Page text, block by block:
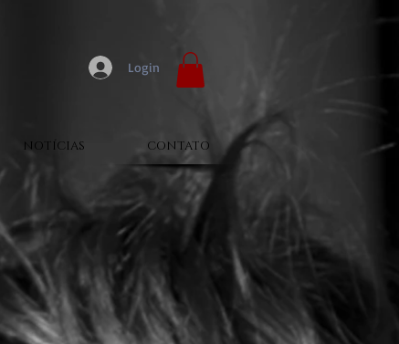
Login
NOTÍCIAS CONTATO